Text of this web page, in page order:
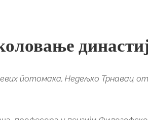
потомака, Недељко Трнавац